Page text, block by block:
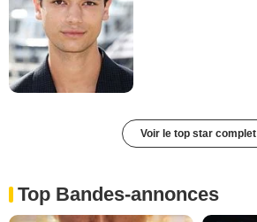
Voir le top star complet
Top Bandes-annonces